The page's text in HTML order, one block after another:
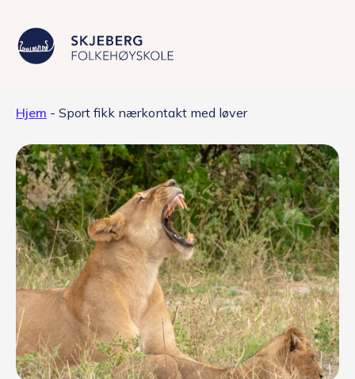
Livet på skolen
Skolen
Kontakt
Valgfag
Siste nytt
Q&A
Hjem - Sport fikk nærkontakt med løver